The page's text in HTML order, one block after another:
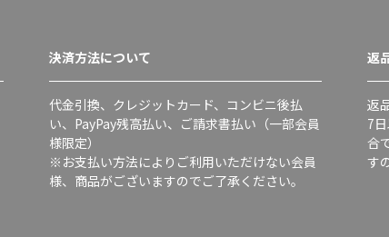
決済方法について
代金引換、クレジットカード、コンビニ後払
い、PayPay残高払い、ご請求書払い（一部会員
様限定）
※お支払い方法によりご利用いただけない会員
様、商品がございますのでご了承ください。
返
返
7
合
す